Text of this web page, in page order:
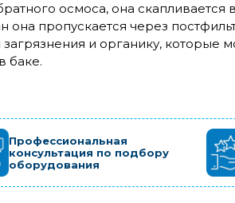
осмоса, она скапливается
пропускается через
и органику, которые
баке.
Профессиональная
консультация по подбору
оборудования